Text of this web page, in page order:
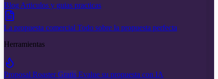
Blog Articulos y guias practicas
La propuesta comercial Todo sobre la propuesta perfecta
Herramientas
Proposal RoasterGratis Evalue su propuesta con IA